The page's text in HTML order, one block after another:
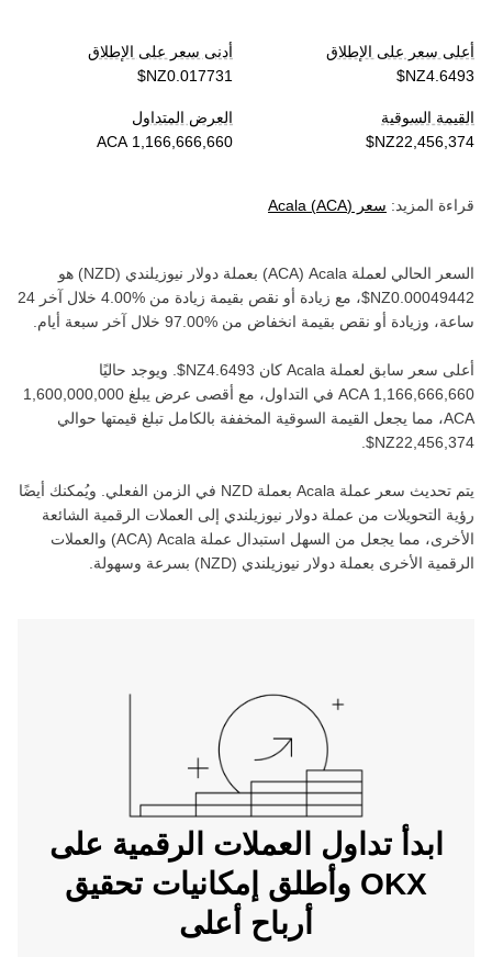
أعلى سعر على الإطلاق
أدنى سعر على الإطلاق
القيمة السوقية
العرض المتداول
قراءة المزيد: سعر Acala (ACA)
السعر الحالي لعملة ‏ Acala
(‏
ACA) بعملة ‏ دولار نيوزيلندي (‏
NZD) هو
، مع زيادة أو نقص بقيمة ‏ زيادة من ‏
خلال آخر 24
ساعة، وزيادة أو نقص بقيمة ‏ انخفاض من ‏ خلال آخر سبعة أيام.
أعلى سعر سابق لعملة ‏ Acala كان ‏
. ويوجد حاليًا
في التداول، مع أقصى عرض يبلغ ‏
ACA‏، مما يجعل القيمة السوقية المخففة بالكامل تبلغ قيمتها حوالي
يتم تحديث سعر عملة ‏ Acala بعملة ‏ NZD في الزمن الفعلي. ويُمكنك أيضًا
رؤية التحويلات من عملة ‏ دولار نيوزيلندي إلى العملات الرقمية الشائعة
الأخرى، مما يجعل من السهل استبدال عملة ‏ Acala
(‏
ACA) والعملات
الرقمية الأخرى بعملة ‏ دولار نيوزيلندي (‏
NZD) بسرعة وسهولة.
ابدأ تداول العملات الرقمية على
OKX وأطلق إمكانيات تحقيق
أرباح أعلى